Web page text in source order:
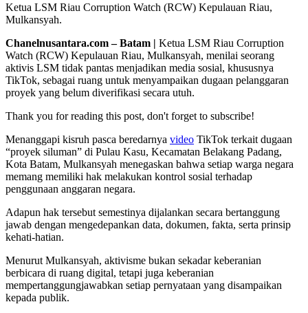
Ketua LSM Riau Corruption Watch (RCW) Kepulauan Riau,
Mulkansyah.
Chanelnusantara.com – Batam | Ketua LSM Riau Corruption
Watch (RCW) Kepulauan Riau, Mulkansyah, menilai seorang
aktivis LSM tidak pantas menjadikan media sosial, khususnya
TikTok, sebagai ruang untuk menyampaikan dugaan pelanggaran
proyek yang belum diverifikasi secara utuh.
Thank you for reading this post, don't forget to subscribe!
Menanggapi kisruh pasca beredarnya video TikTok terkait dugaan
“proyek siluman” di Pulau Kasu, Kecamatan Belakang Padang,
Kota Batam, Mulkansyah menegaskan bahwa setiap warga negara
memang memiliki hak melakukan kontrol sosial terhadap
penggunaan anggaran negara.
Adapun hak tersebut semestinya dijalankan secara bertanggung
jawab dengan mengedepankan data, dokumen, fakta, serta prinsip
kehati-hatian.
Menurut Mulkansyah, aktivisme bukan sekadar keberanian
berbicara di ruang digital, tetapi juga keberanian
mempertanggungjawabkan setiap pernyataan yang disampaikan
kepada publik.